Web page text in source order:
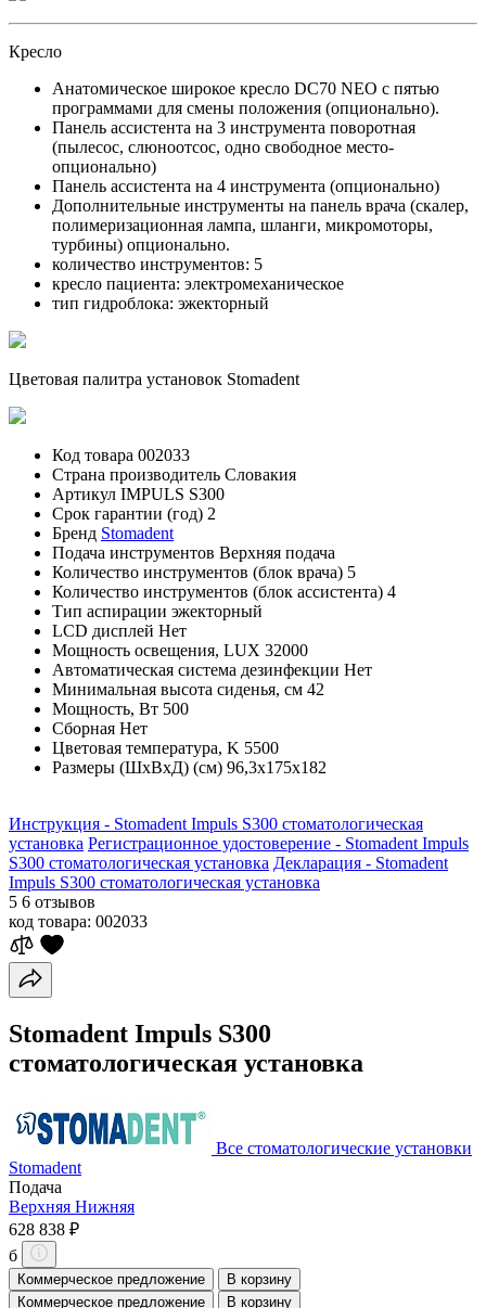
Кресло
Анатомическое широкое кресло DC70 NEO с пятью
программами для смены положения (опционально).
Панель ассистента на 3 инструмента поворотная
(пылесос, слюноотсос, одно свободное место-
опционально)
Панель ассистента на 4 инструмента (опционально)
Дополнительные инструменты на панель врача (скалер,
полимеризационная лампа, шланги, микромоторы,
турбины) опционально.
количество инструментов: 5
кресло пациента: электромеханическое
тип гидроблока: эжекторный
Цветовая палитра установок Stomadent
Код товара 002033
Страна производитель Словакия
Артикул IMPULS S300
Срок гарантии (год) 2
Бренд Stomadent
Подача инструментов Верхняя подача
Количество инструментов (блок врача) 5
Количество инструментов (блок ассистента) 4
Тип аспирации эжекторный
LCD дисплей Нет
Мощность освещения, LUX 32000
Автоматическая система дезинфекции Нет
Минимальная высота сиденья, см 42
Мощность, Вт 500
Сборная Нет
Цветовая температура, K 5500
Размеры (ШхВхД) (см) 96,3х175х182
Инструкция - Stomadent Impuls S300 стоматологическая
установка Регистрационное удостоверение - Stomadent Impuls
S300 стоматологическая установка Декларация - Stomadent
Impuls S300 стоматологическая установка
5 6 отзывов
код товара: 002033
Stomadent Impuls S300
стоматологическая установка
Все стоматологические установки
Stomadent
Подача
Верхняя Нижняя
628 838 ₽
б
Коммерческое предложение
В корзину
Коммерческое предложение
В корзину